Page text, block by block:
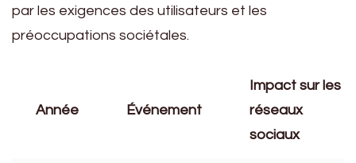
par les exigences des utilisateurs et les
préoccupations sociétales.
Année Événement
Impact sur les
réseaux
sociaux